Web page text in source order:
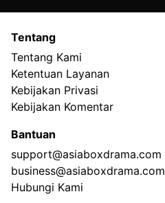
Tentang
Tentang Kami
Ketentuan Layanan
Kebijakan Privasi
Kebijakan Komentar
Bantuan
support@asiaboxdrama.com
business@asiaboxdrama.com
Hubungi Kami